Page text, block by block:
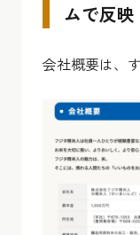
ムで反映
会社概要は、